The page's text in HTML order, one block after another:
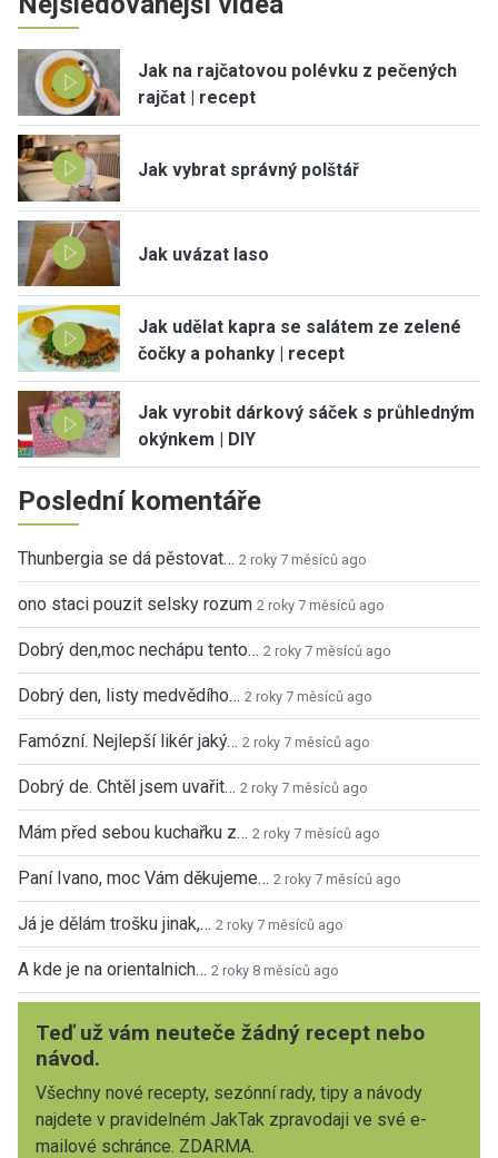
Jak na rajčatovou polévku z pečených
rajčat | recept
Jak vybrat správný polštář
Jak uvázat laso
Jak udělat kapra se salátem ze zelené
čočky a pohanky | recept
Jak vyrobit dárkový sáček s průhledným
okýnkem | DIY
Poslední komentáře
Thunbergia se dá pěstovat… 2 roky 7 měsíců ago
ono staci pouzit selsky rozum 2 roky 7 měsíců ago
Dobrý den,moc nechápu tento… 2 roky 7 měsíců ago
Dobrý den, listy medvědího… 2 roky 7 měsíců ago
Famózní. Nejlepší likér jaký… 2 roky 7 měsíců ago
Dobrý de. Chtěl jsem uvařit… 2 roky 7 měsíců ago
Mám před sebou kuchařku z… 2 roky 7 měsíců ago
Paní Ivano, moc Vám děkujeme… 2 roky 7 měsíců ago
Já je dělám trošku jinak,… 2 roky 7 měsíců ago
A kde je na orientalnich… 2 roky 8 měsíců ago
Teď už vám neuteče žádný recept nebo
návod.
Všechny nové recepty, sezónní rady, tipy a návody
najdete v pravidelném JakTak zpravodaji ve své e-
mailové schránce. ZDARMA.